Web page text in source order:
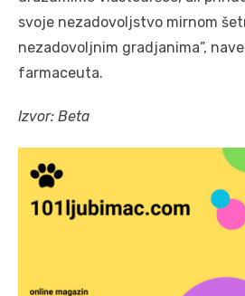
svoje nezadovoljstvo mirnom
nezadovoljnim gradjanima”,
farmaceuta.
Izvor: Beta